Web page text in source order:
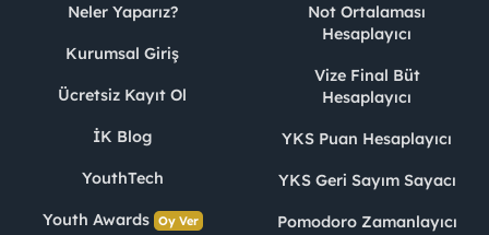
Neler Yaparız?
Kurumsal Giriş
Ücretsiz Kayıt Ol
İK Blog
YouthTech
Youth Awards Oy Ver
Not Ortalaması
Hesaplayıcı
Vize Final Büt
Hesaplayıcı
YKS Puan Hesaplayıcı
YKS Geri Sayım Sayacı
Pomodoro Zamanlayıcı